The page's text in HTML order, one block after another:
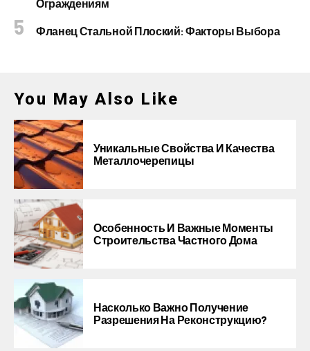
Ограждениям
Фланец Стальной Плоский: Факторы Выбора
You May Also Like
Уникальные Свойства И Качества
Металлочерепицы
Особенность И Важные Моменты
Строительства Частного Дома
Насколько Важно Получение
Разрешения На Реконструкцию?